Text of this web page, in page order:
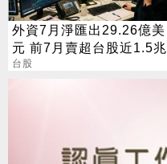
外資7月淨匯出29.26億美
元 前7月賣超台股近1.5兆
台股